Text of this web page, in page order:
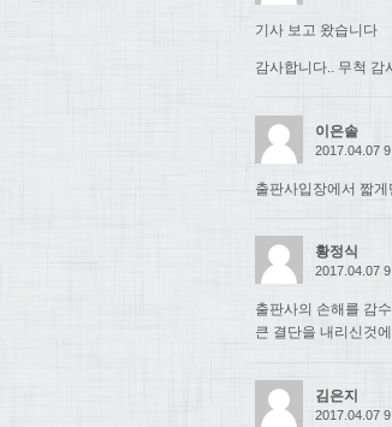
기사 보고 왔습니다
감사합니다.. 무척 감
이은솔
2017.04.07
출판사입장에서 짧
황정식
2017.04.07
출판사의 손해를 감
큰 결단을 내리신것
김은지
2017.04.07